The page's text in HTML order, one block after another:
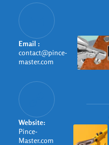
Email :
contact@pince-
master.com
Website:
Pince-
Master.com